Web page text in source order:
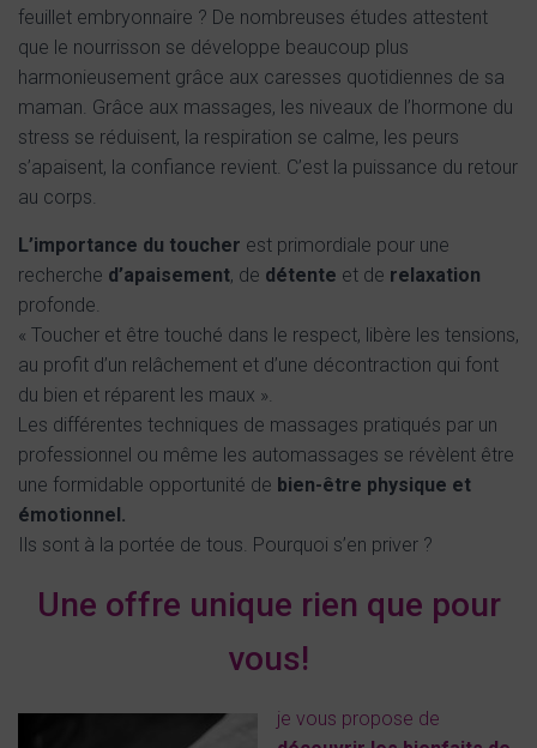
feuillet embryonnaire ? De nombreuses études attestent
que le nourrisson se développe beaucoup plus
harmonieusement grâce aux caresses quotidiennes de sa
maman. Grâce aux massages, les niveaux de l’hormone du
stress se réduisent, la respiration se calme, les peurs
s’apaisent, la confiance revient. C’est la puissance du retour
au corps.
L’importance du toucher est primordiale pour une
recherche d’apaisement, de détente et de relaxation
profonde.
« Toucher et être touché dans le respect, libère les tensions,
au profit d’un relâchement et d’une décontraction qui font
du bien et réparent les maux ».
Les différentes techniques de massages pratiqués par un
professionnel ou même les automassages se révèlent être
une formidable opportunité de bien-être physique et
émotionnel.
Ils sont à la portée de tous. Pourquoi s’en priver ?
Une offre unique rien que pour
vous!
je vous propose de